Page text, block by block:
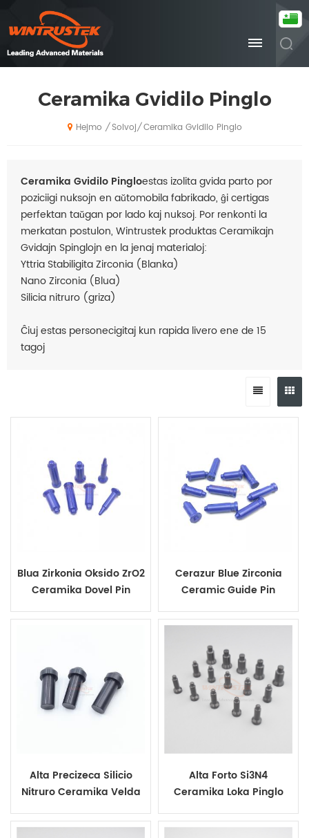
Ceramika Gvidilo Pinglo
Hejmo / Solvoj/ Ceramika Gvidilo Pinglo
Ceramika Gvidilo Pingloestas izolita gvida parto por
poziciigi nuksojn en aŭtomobila fabrikado, ĝi certigas
perfektan taŭgan por lado kaj nuksoj. Por renkonti la
merkatan postulon, Wintrustek produktas Ceramikajn
Gvidajn Spinglojn en la jenaj materialoj:
Yttria Stabiligita Zirconia (Blanka)
Nano Zirconia (Blua)
Silicia nitruro (griza)
Ĉiuj estas personecigitaj kun rapida livero ene de 15
tagoj
Blua Zirkonia Oksido ZrO2
Ceramika Dovel Pin
Cerazur Blue Zirconia
Ceramic Guide Pin
Alta Precizeca Silicio
Nitruro Ceramika Velda
Alta Forto Si3N4
Ceramika Loka Pinglo